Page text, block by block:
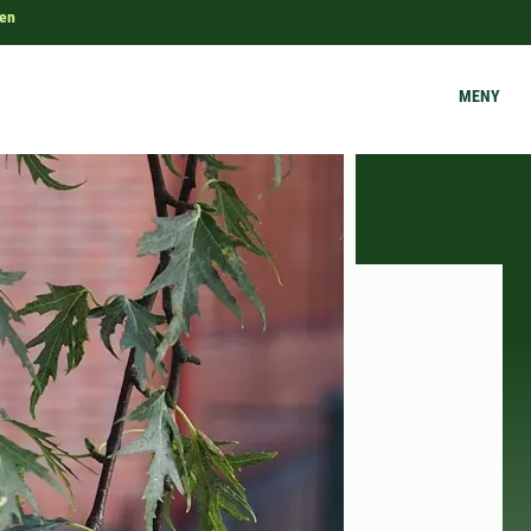
MENY